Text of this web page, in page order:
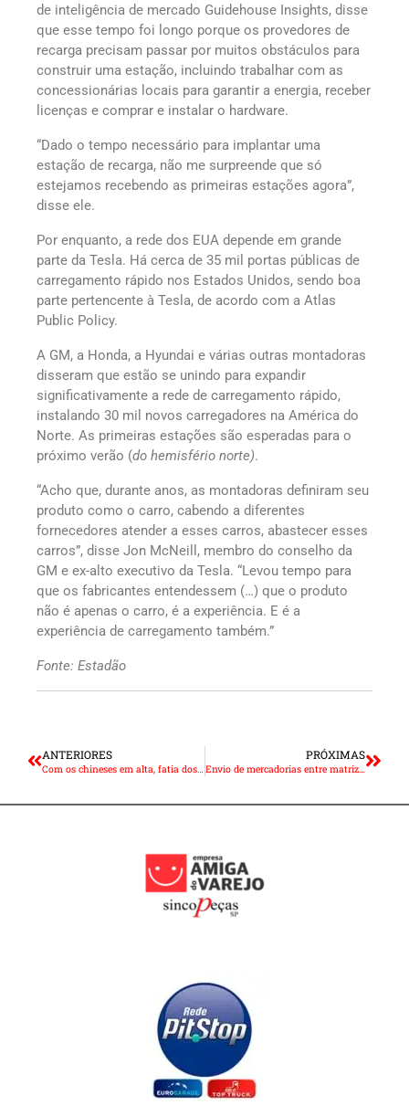
de inteligência de mercado Guidehouse Insights, disse
que esse tempo foi longo porque os provedores de
recarga precisam passar por muitos obstáculos para
construir uma estação, incluindo trabalhar com as
concessionárias locais para garantir a energia, receber
licenças e comprar e instalar o hardware.
“Dado o tempo necessário para implantar uma
estação de recarga, não me surpreende que só
estejamos recebendo as primeiras estações agora”,
disse ele.
Por enquanto, a rede dos EUA depende em grande
parte da Tesla. Há cerca de 35 mil portas públicas de
carregamento rápido nos Estados Unidos, sendo boa
parte pertencente à Tesla, de acordo com a Atlas
Public Policy.
A GM, a Honda, a Hyundai e várias outras montadoras
disseram que estão se unindo para expandir
significativamente a rede de carregamento rápido,
instalando 30 mil novos carregadores na América do
Norte. As primeiras estações são esperadas para o
próximo verão (do hemisfério norte).
“Acho que, durante anos, as montadoras definiram seu
produto como o carro, cabendo a diferentes
fornecedores atender a esses carros, abastecer esses
carros”, disse Jon McNeill, membro do conselho da
GM e ex-alto executivo da Tesla. “Levou tempo para
que os fabricantes entendessem (…) que o produto
não é apenas o carro, é a experiência. E é a
experiência de carregamento também.”
Fonte: Estadão
ANTERIORES PRÓXIMAS
Envio de mercadorias entre matriz e filial: a novela continua